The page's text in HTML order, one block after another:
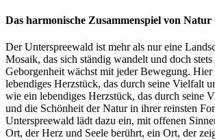
Das harmonische Zusammenspiel von Natur
Der Unterspreewald ist mehr als nur eine
Mosaik, das sich ständig wandelt und doch
Geborgenheit wächst mit jeder Bewegung.
lebendiges Herzstück, das durch seine Vielfalt
wie ein lebendiges Herzstück, das durch seine
und die Schönheit der Natur in ihrer reinsten
Unterspreewald lädt dazu ein, mit offenen
Ort, der Herz und Seele berührt, ein Ort, der